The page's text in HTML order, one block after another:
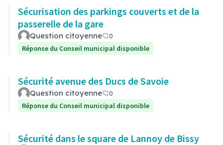
Sécurisation des parkings couverts et de la
passerelle de la gare
Question citoyenne
0
Réponse du Conseil municipal disponible
Sécurité avenue des Ducs de Savoie
Question citoyenne
0
Réponse du Conseil municipal disponible
Sécurité dans le square de Lannoy de Bissy